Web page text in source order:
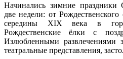
Начинались зимние праздники
две недели: от
середины XIX века в
Рождественские ёлки с
Излюбленными развлечениями
театральные представления,